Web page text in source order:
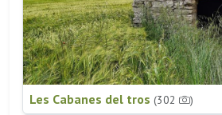
Les Cabanes del tros (302 )